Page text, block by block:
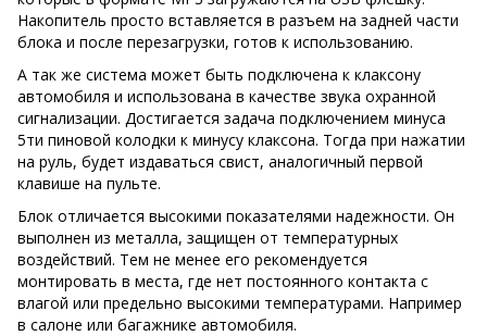
Накопитель просто вставляется в разъем на задней части
блока и после перезагрузки, готов к использованию.
А так же система может быть подключена к клаксону
автомобиля и использована в качестве звука охранной
сигнализации. Достигается задача подключением минуса
5ти пиновой колодки к минусу клаксона. Тогда при нажатии
на руль, будет издаваться свист, аналогичный первой
клавише на пульте.
Блок отличается высокими показателями надежности. Он
выполнен из металла, защищен от температурных
воздействий. Тем не менее его рекомендуется
монтировать в места, где нет постоянного контакта с
влагой или предельно высокими температурами. Например
в салоне или багажнике автомобиля.